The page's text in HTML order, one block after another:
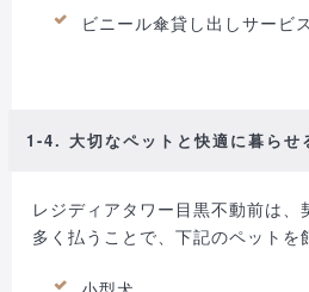
ビニール傘貸し出しサービス
1-4. 大切なペットと快適に暮らせ
レジディアタワー目黒不動前は
多く払うことで、下記のペットを